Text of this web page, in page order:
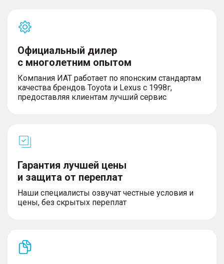
Официальный дилер
с многолетним опытом
Компания ИАТ работает по японским стандартам
качества брендов Toyota и Lexus с 1998г,
предоставляя клиентам лучший сервис
Гарантия лучшей цены
и защита от переплат
Наши специалисты озвучат честные условия и
цены, без скрытых переплат